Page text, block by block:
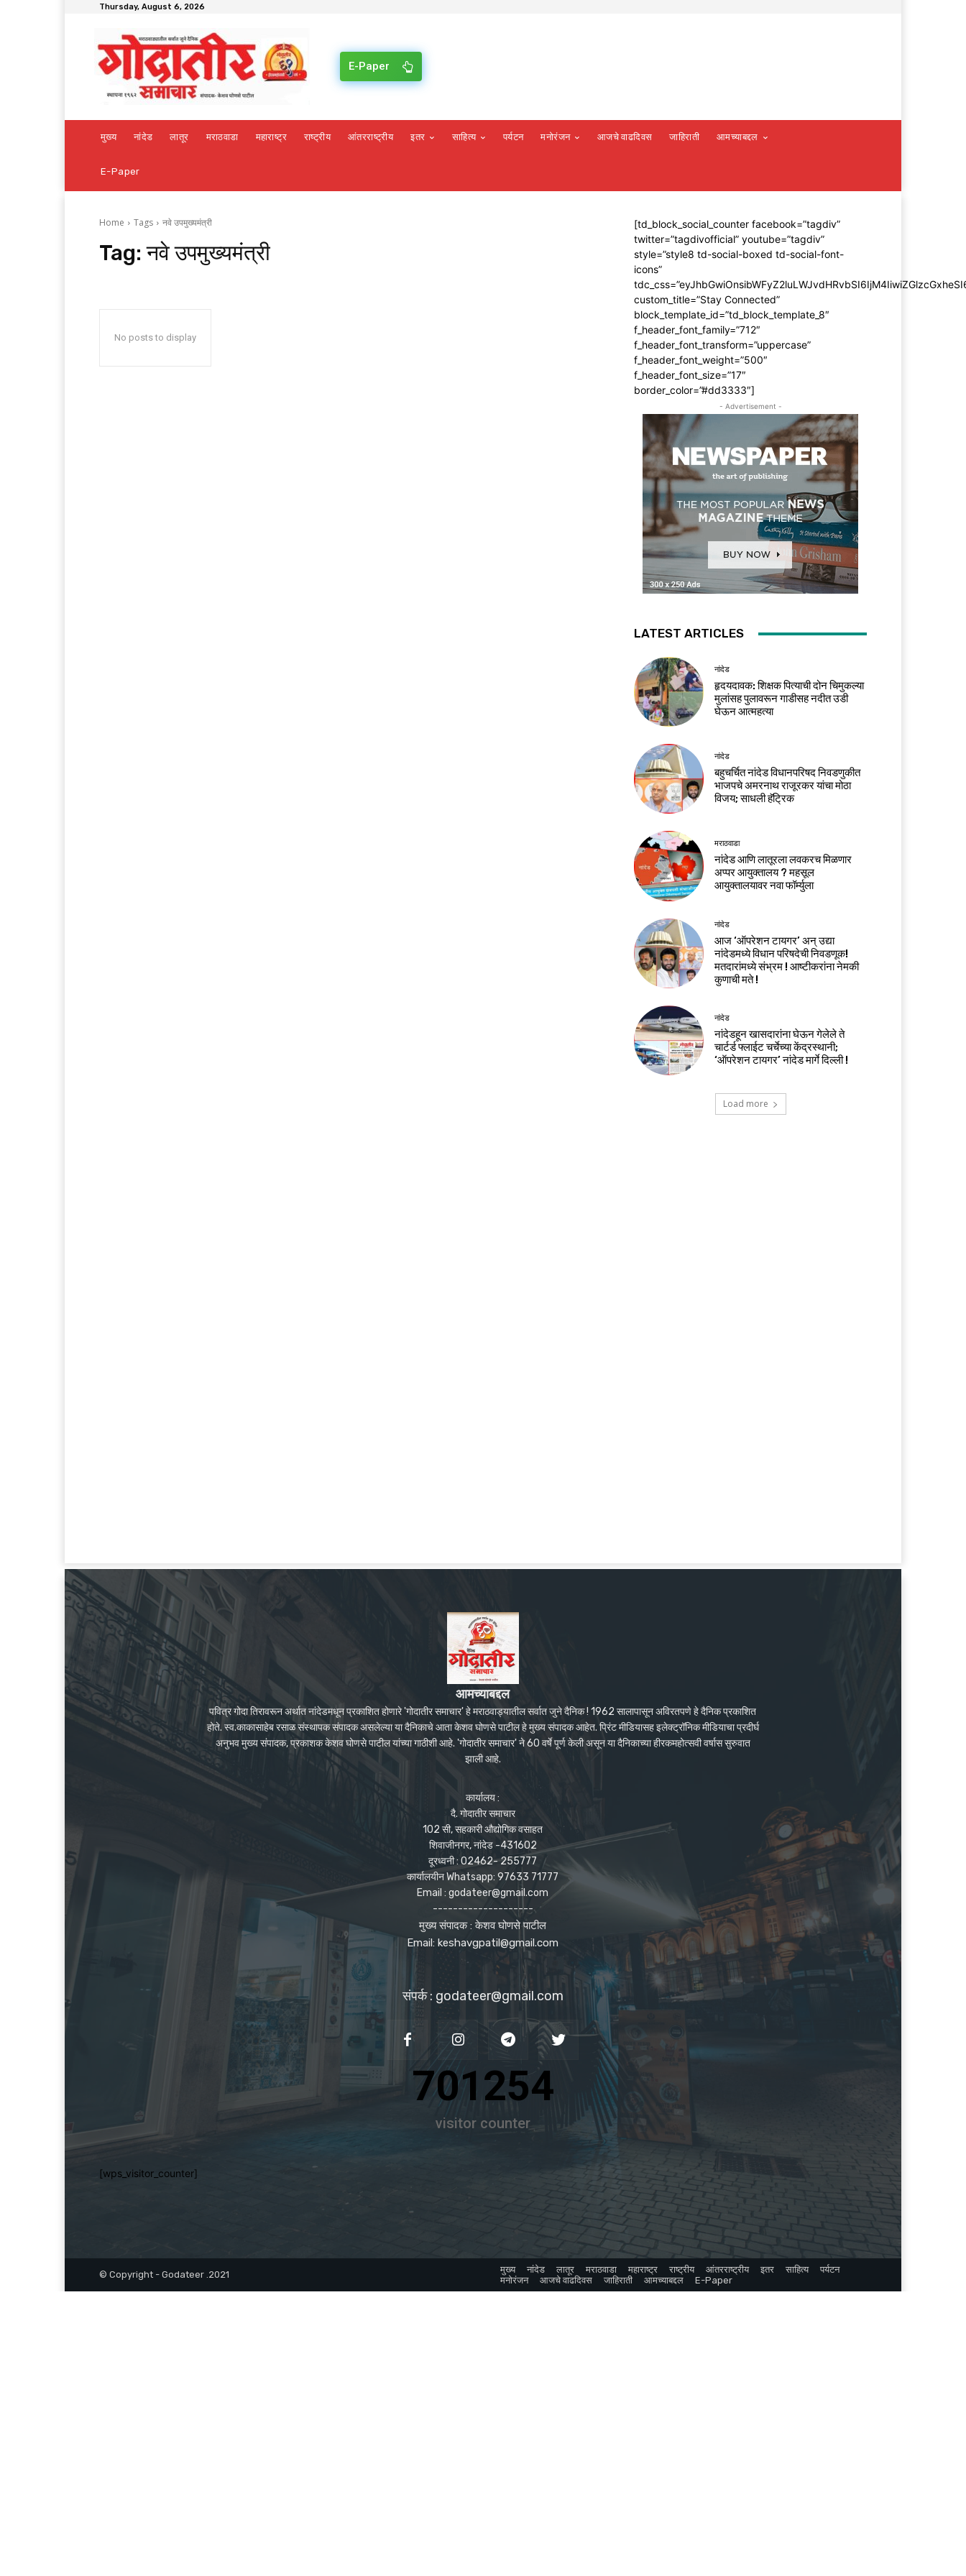
Thursday, August 6, 2026
E-Paper
मुख्य नांदेड लातूर मराठवाडा महाराष्ट्र राष्ट्रीय आंतरराष्ट्रीय इतर साहित्य पर्यटन मनोरंजन आजचे वाढदिवस जाहिराती आमच्याबद्दल
E-Paper
Home Tags नवे उपमुख्यमंत्री
Tag:नवे उपमुख्यमंत्री
No posts to display
[td_block_social_counter facebook=”tagdiv”
twitter=”tagdivofficial” youtube=”tagdiv”
style=”style8 td-social-boxed td-social-font-
icons”
custom_title=”Stay Connected”
block_template_id=”td_block_template_8″
f_header_font_family=”712″
f_header_font_transform=”uppercase”
f_header_font_weight=”500″
f_header_font_size=”17″
border_color=”#dd3333″]
- Advertisement -
LATEST ARTICLES
नांदेड
हृदयदावक: शिक्षक पित्याची दोन चिमुकल्या
मुलांसह पुलावरून गाडीसह नदीत उडी
घेऊन आत्महत्या
नांदेड
बहुचर्चित नांदेड विधानपरिषद निवडणुकीत
भाजपचे अमरनाथ राजूरकर यांचा मोठा
विजय; साधली हॅट्रिक
मराठवाडा
नांदेड आणि लातूरला लवकरच मिळणार
अप्पर आयुक्तालय ? महसूल
आयुक्तालयावर नवा फॉर्म्युला
नांदेड
आज ‘ऑपरेशन टायगर’ अन् उद्या
नांदेडमध्ये विधान परिषदेची निवडणूक!
मतदारांमध्ये संभ्रम ! आष्टीकरांना नेमकी
कुणाची मते !
नांदेड
नांदेडहून खासदारांना घेऊन गेलेले ते
चार्टर्ड फ्लाईट चर्चेच्या केंद्रस्थानी;
‘ऑपरेशन टायगर’ नांदेड मार्गे दिल्ली !
Load more
आमच्याबद्दल
पवित्र गोदा तिरावरून अर्थात नांदेडमधून प्रकाशित होणारे 'गोदातीर समाचार' हे मराठवाड्यातील सर्वात जुने दैनिक ! 1962 सालापासून अविरतपणे हे दैनिक प्रकाशित
होते. स्व.काकासाहेब रसाळ संस्थापक संपादक असलेल्या या दैनिकाचे आता केशव घोणसे पाटील हे मुख्य संपादक आहेत. प्रिंट मीडियासह इलेक्ट्रॉनिक मीडियाचा प्रदीर्घ
अनुभव मुख्य संपादक, प्रकाशक केशव घोणसे पाटील यांच्या गाठीशी आहे. 'गोदातीर समाचार' ने 60 वर्षे पूर्ण केली असून या दैनिकाच्या हीरकमहोत्सवी वर्षास सुरुवात
झाली आहे.
कार्यालय :
दै. गोदातीर समाचार
102 सी, सहकारी औद्योगिक वसाहत
शिवाजीनगर, नांदेड -431602
दूरध्वनी : 02462- 255777
कार्यालयीन Whatsapp: 97633 71777
Email : godateer@gmail.com
--------------------
मुख्य संपादक : केशव घोणसे पाटील
Email: keshavgpatil@gmail.com
संपर्क : godateer@gmail.com
701254
visitor counter
[wps_visitor_counter]
© Copyright - Godateer .2021 मुख्य नांदेड लातूर मराठवाडा महाराष्ट्र राष्ट्रीय आंतरराष्ट्रीय इतर साहित्य
पर्यटन
मनोरंजन
आजचे वाढदिवस जाहिराती आमच्याबद्दल E-Paper